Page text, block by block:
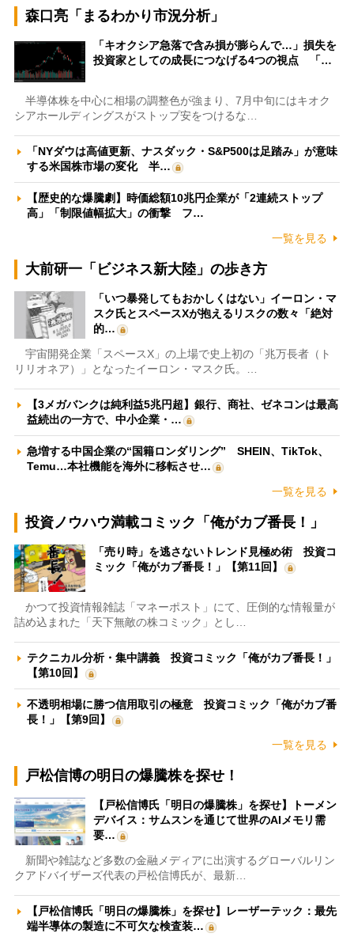
森口亮「まるわかり市況分析」
「キオクシア急落で含み損が膨らんで…」損失を
投資家としての成長につなげる4つの視点 「…
半導体株を中心に相場の調整色が強まり、7月中旬にはキオク
シアホールディングスがストップ安をつけるな…
「NYダウは高値更新、ナスダック・S&P500は足踏み」が意味
する米国株市場の変化 半…
【歴史的な爆騰劇】時価総額10兆円企業が「2連続ストップ
高」「制限値幅拡大」の衝撃 フ…
一覧を見る
大前研一「ビジネス新大陸」の歩き方
「いつ暴発してもおかしくはない」イーロン・マ
スク氏とスペースXが抱えるリスクの数々「絶対
的…
宇宙開発企業「スペースX」の上場で史上初の「兆万長者（ト
リリオネア）」となったイーロン・マスク氏。…
【3メガバンクは純利益5兆円超】銀行、商社、ゼネコンは最高
益続出の一方で、中小企業・…
急増する中国企業の“国籍ロンダリング” SHEIN、TikTok、
Temu…本社機能を海外に移転させ…
一覧を見る
投資ノウハウ満載コミック「俺がカブ番長！」
「売り時」を逃さないトレンド見極め術 投資コ
ミック「俺がカブ番長！」【第11回】
かつて投資情報雑誌「マネーポスト」にて、圧倒的な情報量が
詰め込まれた「天下無敵の株コミック」とし…
テクニカル分析・集中講義 投資コミック「俺がカブ番長！」
【第10回】
不透明相場に勝つ信用取引の極意 投資コミック「俺がカブ番
長！」【第9回】
一覧を見る
戸松信博の明日の爆騰株を探せ！
【戸松信博氏「明日の爆騰株」を探せ】トーメン
デバイス：サムスンを通じて世界のAIメモリ需
要…
新聞や雑誌など多数の金融メディアに出演するグローバルリン
クアドバイザーズ代表の戸松信博氏が、最新…
【戸松信博氏「明日の爆騰株」を探せ】レーザーテック：最先
端半導体の製造に不可欠な検査装…